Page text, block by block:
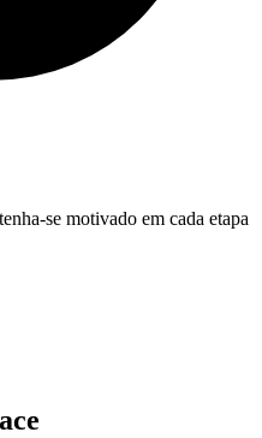
se motivado em cada etapa